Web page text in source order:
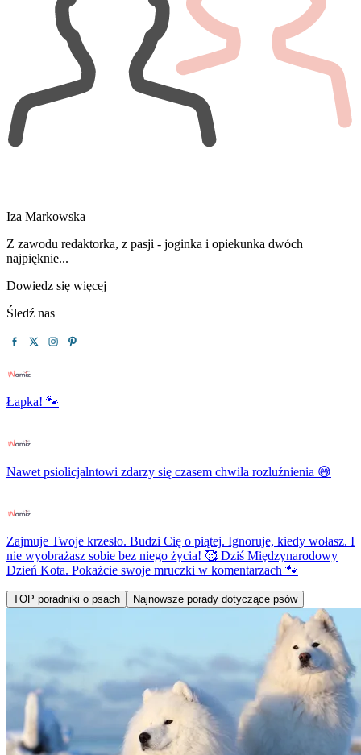
Iza Markowska
Z zawodu redaktorka, z pasji - joginka i opiekunka dwóch
najpięknie...
Dowiedz się więcej
Śledź nas
Łapka! 🐾
Nawet psiolicjalntowi zdarzy się czasem chwila rozluźnienia 😅
Zajmuje Twoje krzesło. Budzi Cię o piątej. Ignoruje, kiedy wołasz. I
nie wyobrażasz sobie bez niego życia! 🥰 Dziś Międzynarodowy
Dzień Kota. Pokażcie swoje mruczki w komentarzach 🐾
TOP poradniki o psach Najnowsze porady dotyczące psów